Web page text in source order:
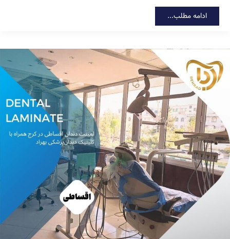
ایمپلنت
کره‌ای
با
در
ادامه مطلب...